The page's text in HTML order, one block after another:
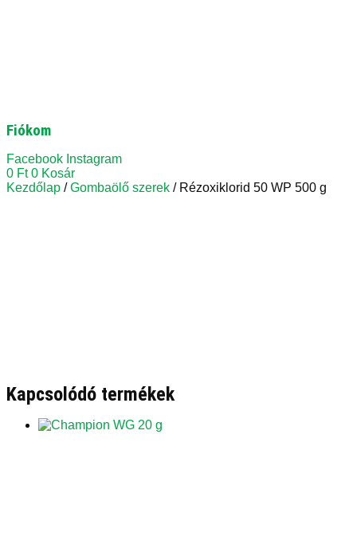
Fiókom
Facebook Instagram
0 Ft 0 Kosár
Kezdőlap /Gombaölő szerek / Rézoxiklorid 50 WP 500 g
Kapcsolódó termékek